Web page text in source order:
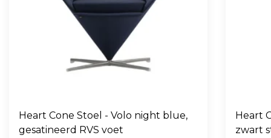
Heart Cone Stoel - Volo night blue,
gesatineerd RVS voet
Heart
zwart